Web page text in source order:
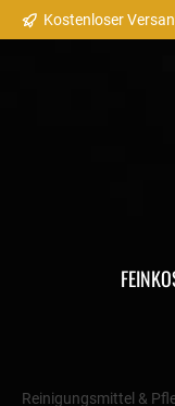
Zur
Kostenloser
Reinigungsmittel &